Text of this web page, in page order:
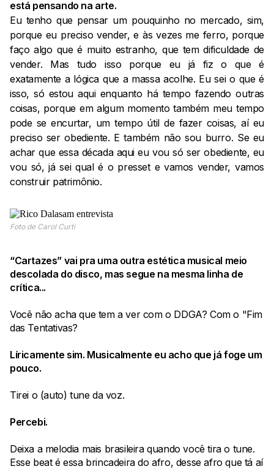
está pensando na arte.
Eu tenho que pensar um pouquinho no mercado, sim,
porque eu preciso vender, e às vezes me ferro, porque
faço algo que é muito estranho, que tem dificuldade de
vender. Mas tudo isso porque eu já fiz o que é
exatamente a lógica que a massa acolhe. Eu sei o que é
isso, só estou aqui enquanto há tempo fazendo outras
coisas, porque em algum momento também meu tempo
pode se encurtar, um tempo útil de fazer coisas, aí eu
preciso ser obediente. E também não sou burro. Se eu
achar que essa década aqui eu vou só ser obediente, eu
vou só, já sei qual é o presset e vamos vender, vamos
construir patrimônio.
Foto de Carol Curti
“Cartazes” vai pra uma outra estética musical meio
descolada do disco, mas segue na mesma linha de
crítica...
Você não acha que tem a ver com o DDGA? Com o "Fim
das Tentativas?
Líricamente sim. Musicalmente eu acho que já foge um
pouco.
Tirei o (auto) tune da voz.
Percebi.
Deixa a melodia mais brasileira quando você tira o tune.
Esse beat é essa brincadeira do afro, desse afro que tá aí